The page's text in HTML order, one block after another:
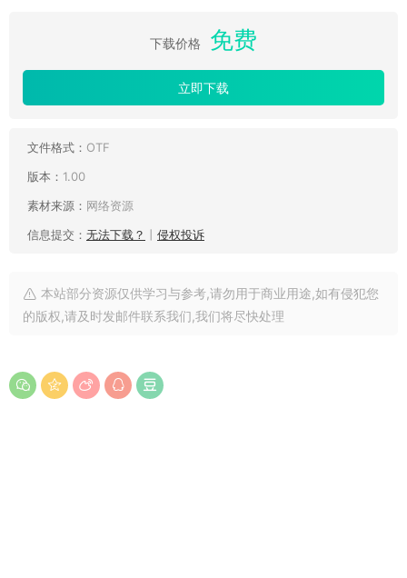
下载价格 免费
立即下载
文件格式： OTF
版本： 1.00
素材来源： 网络资源
信息提交： 无法下载？ 侵权投诉
本站部分资源仅供学习与参考,请勿用于商业用途,如有侵犯您
的版权,请及时发邮件联系我们,我们将尽快处理